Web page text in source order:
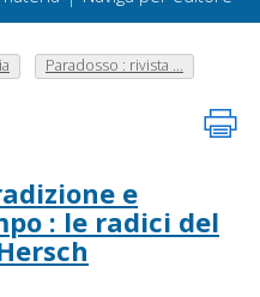
Paradosso : rivista ...
e
: le radici del